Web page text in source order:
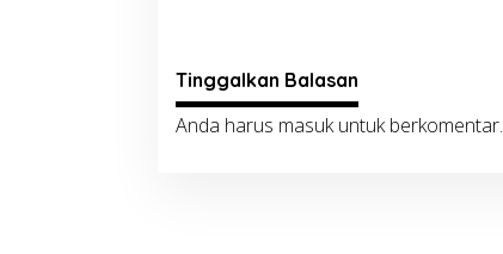
Tinggalkan Balasan
Anda harus masukuntuk berkomentar.